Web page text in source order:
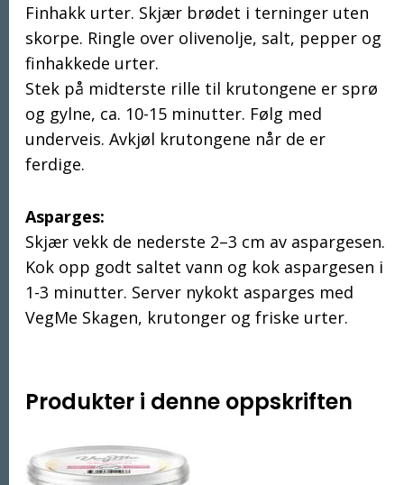
Finhakk urter. Skjær brødet i terninger uten
skorpe. Ringle over olivenolje, salt, pepper og
finhakkede urter.
Stek på midterste rille til krutongene er sprø
og gylne, ca. 10-15 minutter. Følg med
underveis. Avkjøl krutongene når de er
ferdige.
Asparges:
Skjær vekk de nederste 2–3 cm av aspargesen.
Kok opp godt saltet vann og kok aspargesen i
1-3 minutter. Server nykokt asparges med
VegMe Skagen, krutonger og friske urter.
Produkter i denne oppskriften